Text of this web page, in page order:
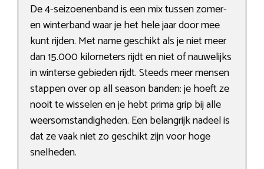
De 4-seizoenenband is een mix tussen zomer-
en winterband waar je het hele jaar door mee
kunt rijden. Met name geschikt als je niet meer
dan 15.000 kilometers rijdt en niet of nauwelijks
in winterse gebieden rijdt. Steeds meer mensen
stappen over op all season banden: je hoeft ze
nooit te wisselen en je hebt prima grip bij alle
weersomstandigheden. Een belangrijk nadeel is
dat ze vaak niet zo geschikt zijn voor hoge
snelheden.